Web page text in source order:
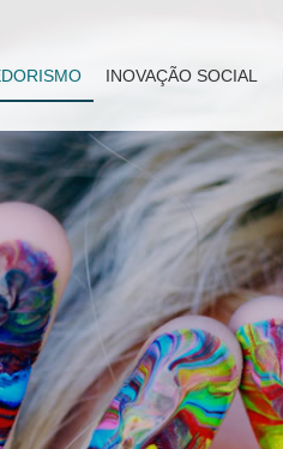
INOVAÇÃO SOCIAL